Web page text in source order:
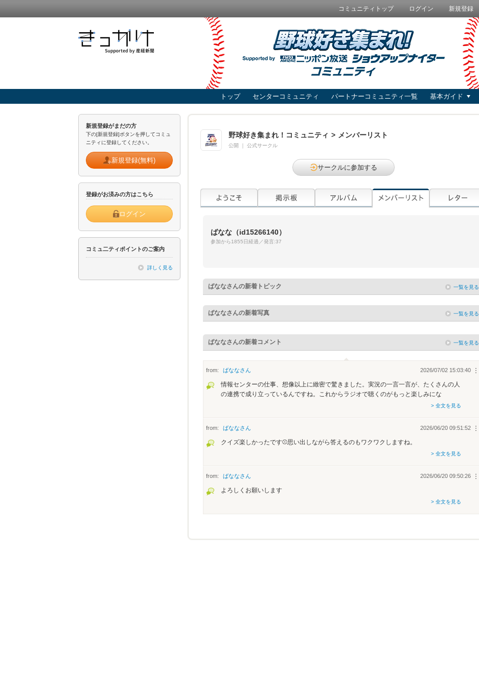
コミュニティトップ ログイン 新規登録
トップ センターコミュニティ パートナーコミュニティ一覧 基本ガイド
新規登録がまだの方
下の[新規登録]ボタンを押してコミュ
ニティに登録してください。
新規登録(無料)
登録がお済みの方はこちら
ログイン
コミュ二ティポイントのご案内
詳しく見る
野球好き集まれ！コミュニティ > メンバーリスト
公開 公式サークル
サークルに参加する
ばなな （id15266140）
参加から1855日経過／発言:37
ばななさんの新着トピック 一覧を見る
ばななさんの新着写真 一覧を見る
ばななさんの新着コメント 一覧を見る
from: ばななさん ︙
2026/07/02 15:03:40
情報センターの仕事、想像以上に緻密で驚きました。実況の一言一言が、たくさんの人
の連携で成り立っているんですね。これからラジオで聴くのがもっと楽しみにな
> 全文を見る
from: ばななさん ︙
2026/06/20 09:51:52
クイズ楽しかったです⚾思い出しながら答えるのもワクワクしますね。
> 全文を見る
from: ばななさん ︙
2026/06/20 09:50:26
よろしくお願いします
> 全文を見る